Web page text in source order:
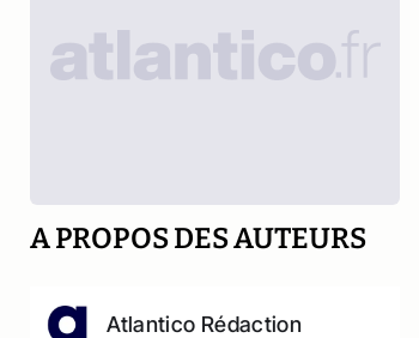
A PROPOS DES AUTEURS
Atlantico Rédaction